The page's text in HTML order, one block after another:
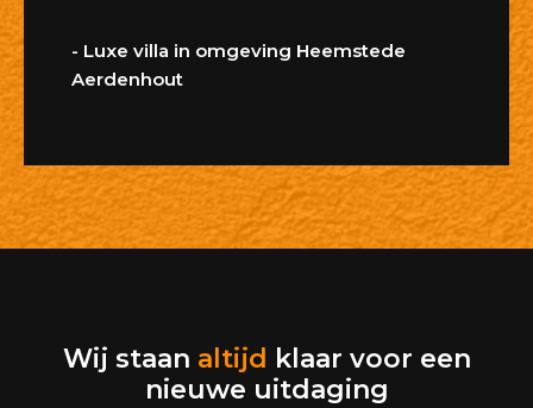
- Luxe villa in omgeving Heemstede
Aerdenhout
Wij staan altijd klaar voor een
nieuwe uitdaging